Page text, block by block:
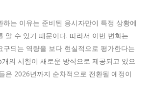
하는 이유는 준비된 응시자만이 특정 상황에
알 수 있기 때문이다. 따라서 이번 변화는
구되는 역량을 보다 현실적으로 평가한다는
의 시험이 새로운 방식으로 제공되고 있으
은 2026년까지 순차적으로 전환될 예정이